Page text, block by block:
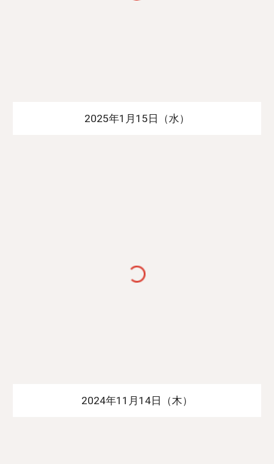
2025年1月15日（水）
2024年11月14日（木）